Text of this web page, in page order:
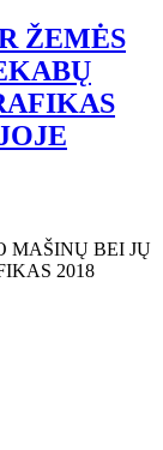
ŽEMĖS
MAŠINŲ BEI JŲ
2018